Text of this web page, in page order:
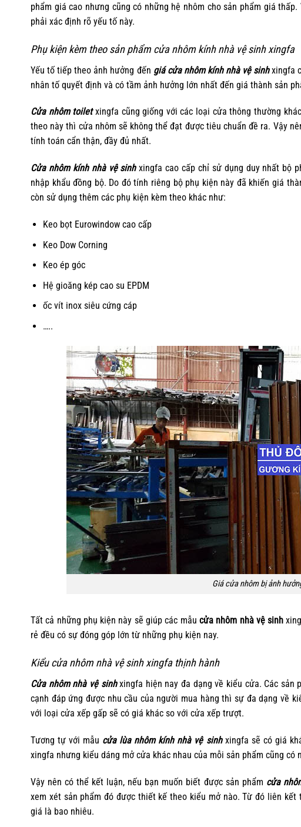
phẩm giá cao nhưng cũng có những hệ nhôm cho sản phẩm giá
phải xác định rõ yếu tố này.
Phụ kiện kèm theo sản phẩm cửa nhôm kính nhà vệ sinh xingfa
Yếu tố tiếp theo ảnh hưởng đến giá cửa nhôm kính nhà vệ sinhxingfa
nhân tố quyết định và có tầm ảnh hưởng lớn nhất đến giá thành sản
Cửa nhôm toiletxingfa cũng giống với các loại cửa thông thường
theo này thì cửa nhôm sẽ không thể đạt được tiêu chuẩn đề ra. Vậy
tính toán cẩn thận, đầy đủ nhất.
Cửa nhôm kính nhà vệ sinhxingfa cao cấp chỉ sử dụng duy nhất bộ
nhập khẩu đồng bộ. Do đó tính riêng bộ phụ kiện này đã khiến giá
còn sử dụng thêm các phụ kiện kèm theo khác như:
Keo bọt Eurowindow cao cấp
Keo Dow Corning
Keo ép góc
Hệ gioăng kép cao su EPDM
ốc vít inox siêu cứng cáp
…..
Giá cửa nhôm bị ảnh
Tất cả những phụ kiện này sẽ giúp các mẫu cửa nhôm nhà vệ sinh
rẻ đều có sự đóng góp lớn từ những phụ kiện nay.
Kiểu cửa nhôm nhà vệ sinh xingfa thịnh hành
Cửa nhôm nhà vệ sinhxingfa hiện nay đa dạng về kiểu cửa. Các sản
cạnh đáp ứng được nhu cầu của người mua hàng thì sự đa dạng về
với loại cửa xếp gấp sẽ có giá khác so với cửa xếp trượt.
Tương tự với mẫu cửa lùa nhôm kính nhà vệ sinhxingfa sẽ có giá
xingfa nhưng kiểu dáng mở cửa khác nhau của mỗi sản phẩm cũng có
Vậy nên có thể kết luận, nếu bạn muốn biết được sản phẩm cửa
xem xét sản phẩm đó được thiết kế theo kiểu mở nào. Từ đó liên
giá là bao nhiêu.